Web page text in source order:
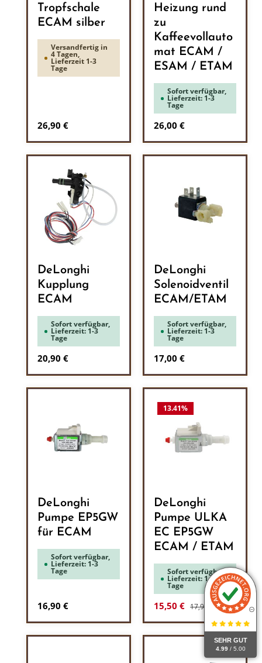
SEHR GUT
4.99 / 5.00
Tropfschale
ECAM silber
Versandfertig in
4 Tagen,
Lieferzeit 1-3
Tage
Regulärer Preis:
26,90 €
Heizung rund
zu
Kaffeevollauto
mat ECAM /
ESAM / ETAM
Sofort verfügbar,
Lieferzeit: 1-3
Tage
Regulärer Preis:
26,00 €
DeLonghi
Kupplung
ECAM
Sofort verfügbar,
Lieferzeit: 1-3
Tage
Regulärer Preis:
20,90 €
DeLonghi
Solenoidventil
ECAM/ETAM
Sofort verfügbar,
Lieferzeit: 1-3
Tage
Regulärer Preis:
17,00 €
DeLonghi
Pumpe EP5GW
für ECAM
Sofort verfügbar,
Lieferzeit: 1-3
Tage
Regulärer Preis:
16,90 €
13.41%
DeLonghi
Pumpe ULKA
EC EP5GW
ECAM / ETAM
Sofort verfügbar,
Lieferzeit: 1-3
Tage
Verkaufspreis:
15,50 € Regulärer Preis:
17,90 €